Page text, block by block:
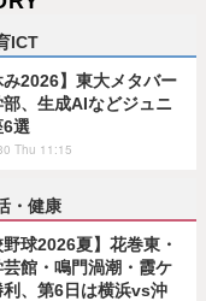
ICT
み2026】東大メタバー
部、生成AIなどジュニ
6選
Thu 11:15
・健康
野球2026夏】花巻東・
芸館・鳴門渦潮・霞ケ
利、第6日は横浜vs沖